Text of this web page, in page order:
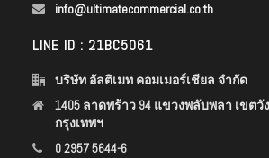
info@ultimatecommercial.co.th
LINE ID : 21BC5061
บริษัท อัลติเมท คอมเมอร์เชียล จำกัด
1405 ลาดพร้าว 94 แขวงพลับพลา เขตวั
กรุงเทพฯ
0 2957 5644-6